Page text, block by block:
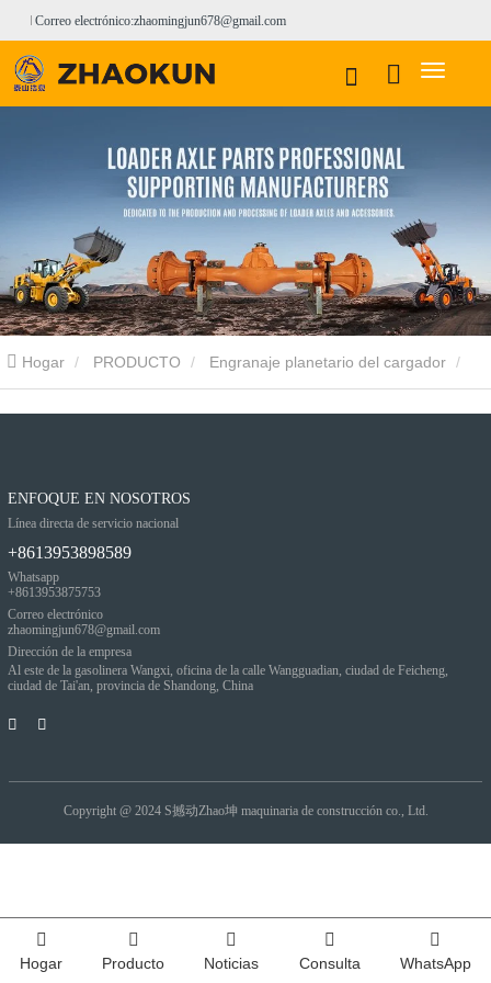
Correo electrónico:zhaomingjun678@gmail.com
Hogar PRODUCTO Engranaje planetario del cargador
Engranaje planetario del cargador YunYu
ENFOQUE EN NOSOTROS
Línea directa de servicio nacional
+8613953898589
Whatsapp
+8613953875753
Correo electrónico
zhaomingjun678@gmail.com
Dirección de la empresa
Al este de la gasolinera Wangxi, oficina de la calle Wangguadian, ciudad de Feicheng,
ciudad de Tai'an, provincia de Shandong, China
Copyright @ 2024 S撼动Zhao坤 maquinaria de construcción co., Ltd.
Hogar Producto Noticias Consulta WhatsApp